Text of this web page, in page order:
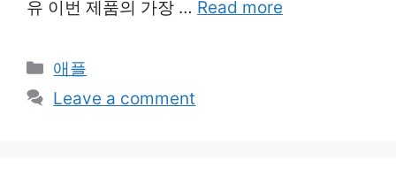
유 이번 제품의 가장 … Read more
Categories
애플
Leave a comment